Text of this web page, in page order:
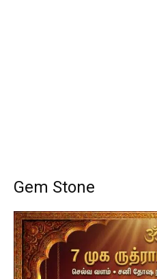
Gem Stone